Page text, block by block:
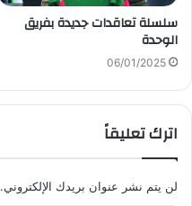
سلسلة تعاقدات جديدة بفريق
الوحدة
06/01/2025
اترك تعليقاً
لن يتم نشر عنوان بريدك الإلكتروني.